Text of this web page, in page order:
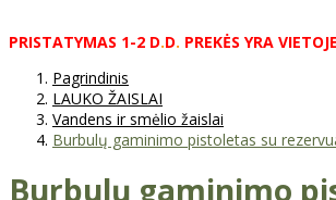
PRISTATYMAS 1-2 D.D. PREKĖS YRA VIETOJE
Pagrindinis
LAUKO ŽAISLAI
Vandens ir smėlio žaislai
Burbulų gaminimo pistoletas su
Burbulų gaminimo